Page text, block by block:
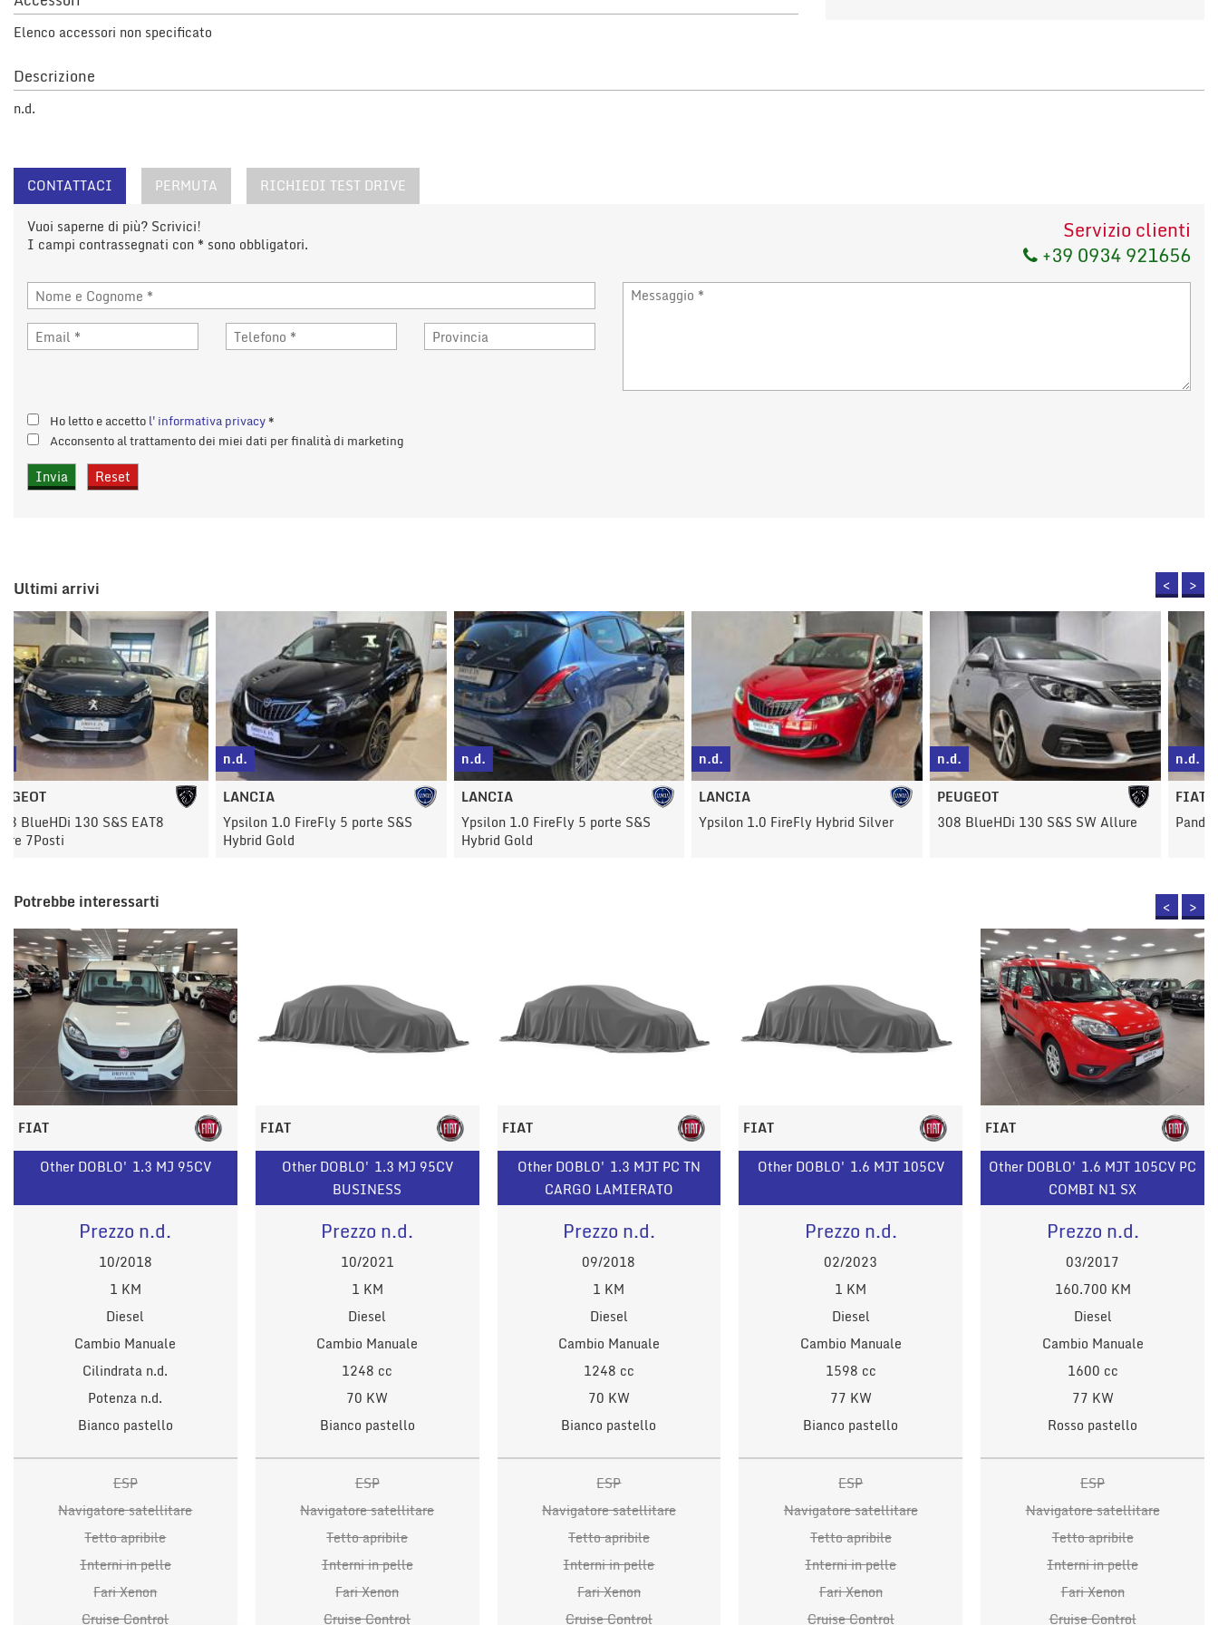
Elenco accessori non specificato
Descrizione
n.d.
CONTATTACI PERMUTA
RICHIEDI TEST DRIVE
Vuoi saperne di più? Scrivici!
I campi contrassegnati con * sono obbligatori.
Servizio clienti
+39 0934 921656
Ho letto e accettol'informativa privacy*
Acconsento al trattamento dei miei dati per finalità di marketing
Ultimi arrivi < >
n.d.
LANCIA
Ypsilon 1.0 FireFly 5 porte S&S
Hybrid Gold
n.d.
LANCIA
Ypsilon 1.0 FireFly 5 porte S&S
Hybrid Gold
n.d.
LANCIA
Ypsilon 1.0 FireFly Hybrid Silver
n.d.
PEUGEOT
308 BlueHDi 130 S&S SW Allure
n.d.
FIAT
Panda 1.0 FireFly S&S Hybrid
Potrebbe interessarti < >
FIAT
Other DOBLO' 1.3 MJ 95CV
Prezzo n.d.
10/2018
1 KM
Diesel
Cambio Manuale
Cilindrata n.d.
Potenza n.d.
Bianco pastello
ESP
Navigatore satellitare
Tetto apribile
Interni in pelle
Fari Xenon
Cruise Control
FIAT
Other DOBLO' 1.3 MJ 95CV
BUSINESS
Prezzo n.d.
10/2021
1 KM
Diesel
Cambio Manuale
1248 cc
70 KW
Bianco pastello
ESP
Navigatore satellitare
Tetto apribile
Interni in pelle
Fari Xenon
Cruise Control
FIAT
Other DOBLO' 1.3 MJT PC TN
CARGO LAMIERATO
Prezzo n.d.
09/2018
1 KM
Diesel
Cambio Manuale
1248 cc
70 KW
Bianco pastello
ESP
Navigatore satellitare
Tetto apribile
Interni in pelle
Fari Xenon
Cruise Control
FIAT
Other DOBLO' 1.6 MJT 105CV
Prezzo n.d.
02/2023
1 KM
Diesel
Cambio Manuale
1598 cc
77 KW
Bianco pastello
ESP
Navigatore satellitare
Tetto apribile
Interni in pelle
Fari Xenon
Cruise Control
FIAT
Other DOBLO' 1.6 MJT 105CV PC
COMBI N1 SX
Prezzo n.d.
03/2017
160.700 KM
Diesel
Cambio Manuale
1600 cc
77 KW
Rosso pastello
ESP
Navigatore satellitare
Tetto apribile
Interni in pelle
Fari Xenon
Cruise Control
questi
strumenti
tracciamento
si
rimanda
Puoi
e
modificare
le
scelte
in
qualsiasi
momento.
Cookie per il miglioramento dell'esperienza utente
Cookie analitici
Cookie di marketing